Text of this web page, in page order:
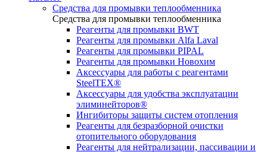
Средства для промывки теплообменника
Средства для промывки теплообменника
Реагенты для промывки BWT
Реагенты для промывки Alfa Laval
Реагенты для промывки PIPAL
Реагенты для промывки Новохим
Аксессуары для работы с реагентами
SteelTEX®
Аксессуары для удобства эксплуатации
элиминейторов®
Ингибиторы защиты систем отопления
Реагенты для безразборной очистки
отопительного оборудования
Реагенты для нейтрализации, пассивации и